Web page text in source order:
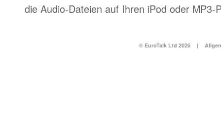
die Audio-Dateien auf Ihren iPod oder MP3-
© EuroTalk Ltd 2026 |